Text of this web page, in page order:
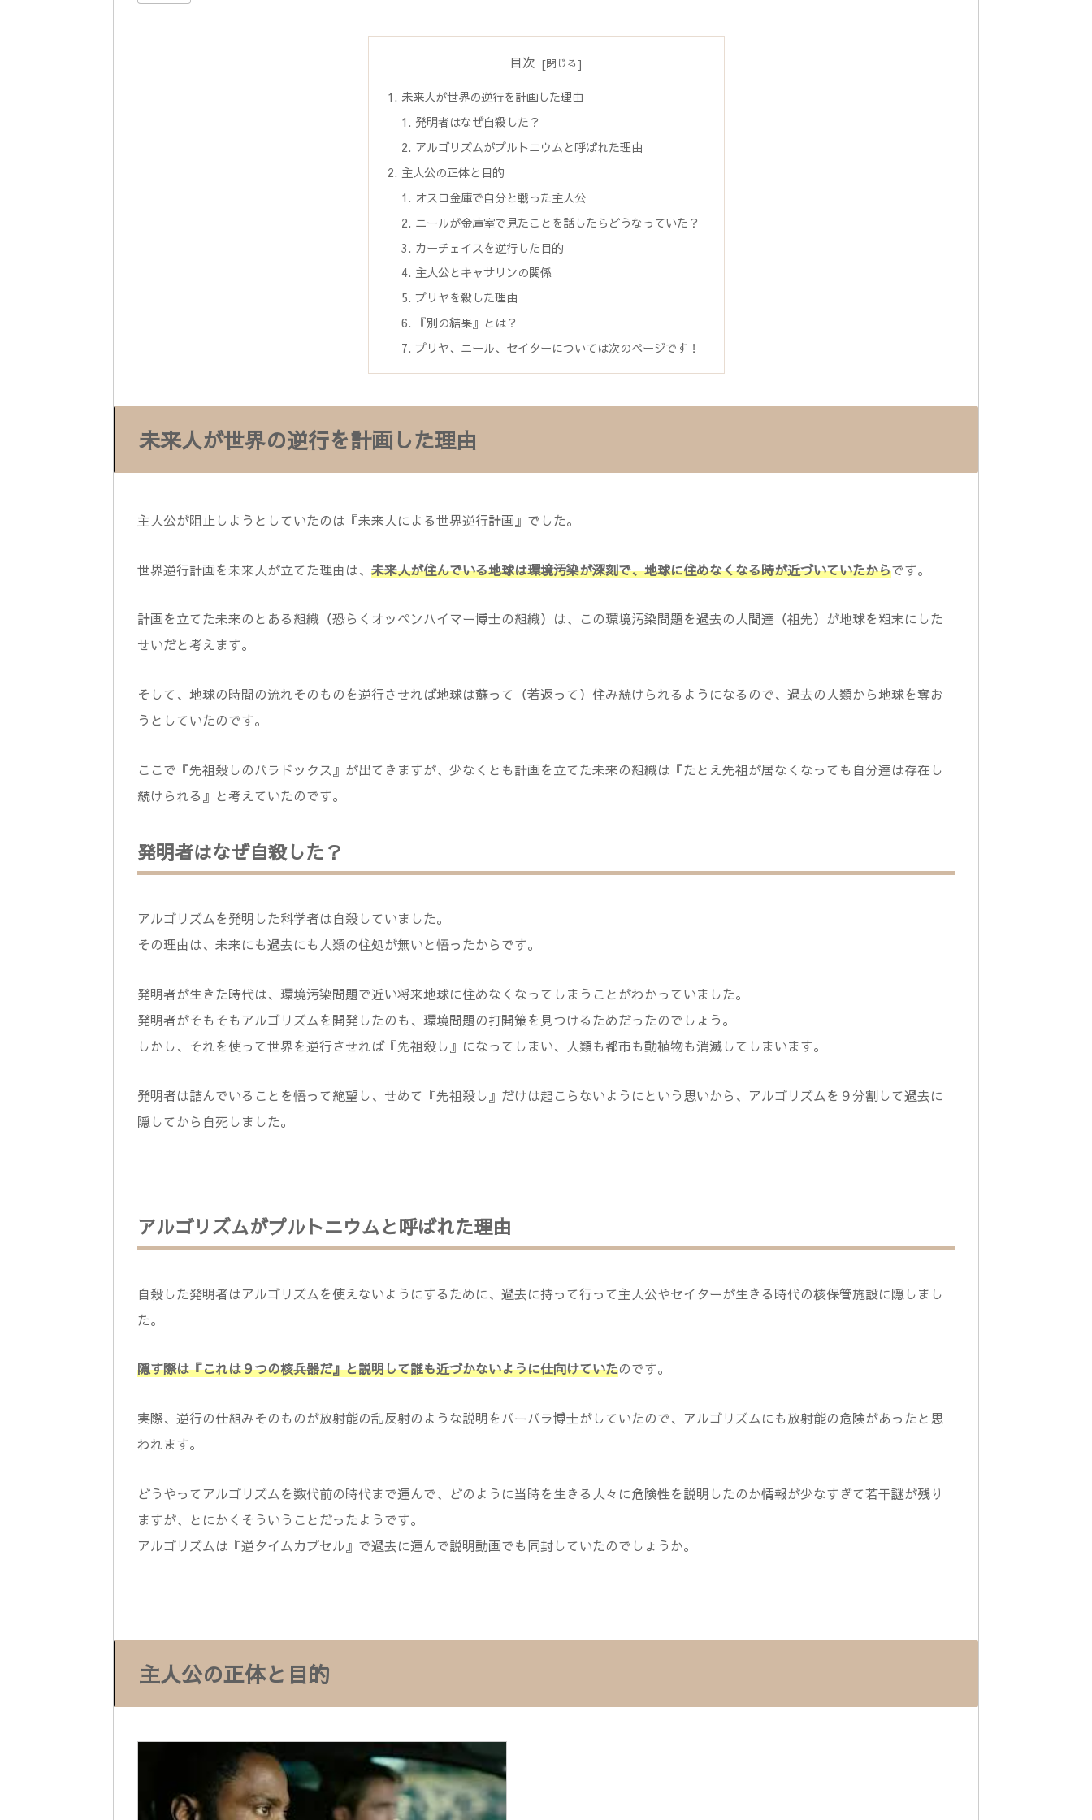
目次
未来人が世界の逆行を計画した理由
発明者はなぜ自殺した？
アルゴリズムがプルトニウムと呼ばれた理由
主人公の正体と目的
オスロ金庫で自分と戦った主人公
ニールが金庫室で見たことを話したらどうなっていた？
カーチェイスを逆行した目的
主人公とキャサリンの関係
プリヤを殺した理由
『別の結果』とは？
プリヤ、ニール、セイターについては次のページです！
未来人が世界の逆行を計画した理由
主人公が阻止しようとしていたのは『未来人による世界逆行計画』でした。
世界逆行計画を未来人が立てた理由は、 未来人が住んでいる地球は環境汚染が深刻で、地球に住めなくなる時が近づいていたからです。
計画を立てた未来のとある組織（恐らくオッペンハイマー博士の組織）は、この環境汚染問題を過去の人間達（祖先）が地球を粗末にした
せいだと考えます。
そして、地球の時間の流れそのものを逆行させれば地球は蘇って（若返って）住み続けられるようになるので、過去の人類から地球を奪お
うとしていたのです。
ここで『先祖殺しのパラドックス』が出てきますが、少なくとも計画を立てた未来の組織は『たとえ先祖が居なくなっても自分達は存在し
続けられる』と考えていたのです。
発明者はなぜ自殺した？
アルゴリズムを発明した科学者は自殺していました。
その理由は、未来にも過去にも人類の住処が無いと悟ったからです。
発明者が生きた時代は、環境汚染問題で近い将来地球に住めなくなってしまうことがわかっていました。
発明者がそもそもアルゴリズムを開発したのも、環境問題の打開策を見つけるためだったのでしょう。
しかし、それを使って世界を逆行させれば『先祖殺し』になってしまい、人類も都市も動植物も消滅してしまいます。
発明者は詰んでいることを悟って絶望し、せめて『先祖殺し』だけは起こらないようにという思いから、アルゴリズムを９分割して過去に
隠してから自死しました。
アルゴリズムがプルトニウムと呼ばれた理由
自殺した発明者はアルゴリズムを使えないようにするために、過去に持って行って主人公やセイターが生きる時代の核保管施設に隠しまし
た。
隠す際は『これは９つの核兵器だ』と説明して誰も近づかないように仕向けていたのです。
実際、逆行の仕組みそのものが放射能の乱反射のような説明をバーバラ博士がしていたので、アルゴリズムにも放射能の危険があったと思
われます。
どうやってアルゴリズムを数代前の時代まで運んで、どのように当時を生きる人々に危険性を説明したのか情報が少なすぎて若干謎が残り
ますが、とにかくそういうことだったようです。
アルゴリズムは『逆タイムカプセル』で過去に運んで説明動画でも同封していたのでしょうか。
主人公の正体と目的